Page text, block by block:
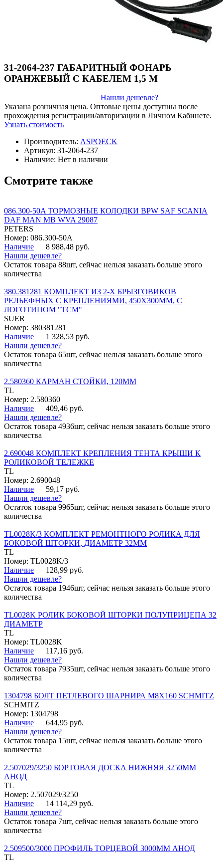
31-2064-237 ГАБАРИТНЫЙ ФОНАРЬ
ОРАНЖЕВЫЙ С КАБЕЛЕМ 1,5 М
Нашли дешевле?
Указана розничная цена. Оптовые цены доступны после
прохождения регистрации/авторизации в Личном Кабинете.
Узнать стоимость
Производитель: ASPOECK
Артикул: 31-2064-237
Наличие: Нет в наличии
Смотрите также
086.300-50A ТОРМОЗНЫЕ КОЛОДКИ BPW SAF SCANIA
DAF MAN MB WVA 29087
PETERS
Номер: 086.300-50A
Наличие
8 988,48 руб.
Нашли дешевле?
Остаток товара 88шт, сейчас нельзя заказать больше этого
количества
380.381281 КОМПЛЕКТ ИЗ 2-Х БРЫЗГОВИКОВ
РЕЛЬЕФНЫХ С КРЕПЛЕНИЯМИ, 450Х300ММ, С
ЛОГОТИПОМ "ТСМ"
SUER
Номер: 380381281
Наличие
1 328,53 руб.
Нашли дешевле?
Остаток товара 65шт, сейчас нельзя заказать больше этого
количества
2.580360 КАРМАН СТОЙКИ, 120ММ
TL
Номер: 2.580360
Наличие
409,46 руб.
Нашли дешевле?
Остаток товара 4936шт, сейчас нельзя заказать больше этого
количества
2.690048 КОМПЛЕКТ КРЕПЛЕНИЯ ТЕНТА КРЫШИ К
РОЛИКОВОЙ ТЕЛЕЖКЕ
TL
Номер: 2.690048
Наличие
59,17 руб.
Нашли дешевле?
Остаток товара 9965шт, сейчас нельзя заказать больше этого
количества
TL0028K/3 КОМПЛЕКТ РЕМОНТНОГО РОЛИКА ДЛЯ
БОКОВОЙ ШТОРКИ, ДИАМЕТР 32ММ
TL
Номер: TL0028K/3
Наличие
128,99 руб.
Нашли дешевле?
Остаток товара 1946шт, сейчас нельзя заказать больше этого
количества
TL0028K РОЛИК БОКОВОЙ ШТОРКИ ПОЛУПРИЦЕПА 32
ДИАМЕТР
TL
Номер: TL0028K
Наличие
117,16 руб.
Нашли дешевле?
Остаток товара 7935шт, сейчас нельзя заказать больше этого
количества
1304798 БОЛТ ПЕТЛЕВОГО ШАРНИРА М8Х160 SCHMITZ
SCHMITZ
Номер: 1304798
Наличие
644,95 руб.
Нашли дешевле?
Остаток товара 15шт, сейчас нельзя заказать больше этого
количества
2.507029/3250 БОРТОВАЯ ДОСКА НИЖНЯЯ 3250ММ
АНОД
TL
Номер: 2.507029/3250
Наличие
14 114,29 руб.
Нашли дешевле?
Остаток товара 7шт, сейчас нельзя заказать больше этого
количества
2.509500/3000 ПРОФИЛЬ ТОРЦЕВОЙ 3000ММ АНОД
TL